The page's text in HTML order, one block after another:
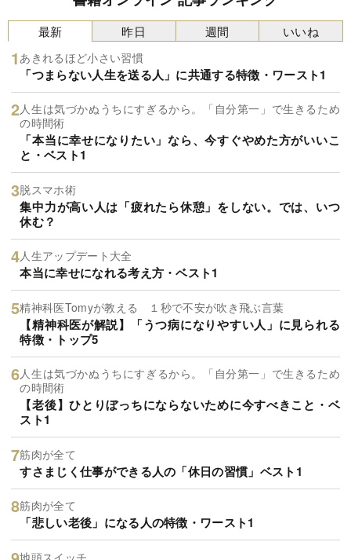
最新
あきれるほど小さい習慣
「つまらない人生を送る人」に共通する特徴・ワースト1
人生は気づかぬうちにすぎるから。「自分第一」で生きるため
の時間術
「本当に幸せになりたい」なら、今すぐやめた方がいいこ
と・ベスト1
脱スマホ術
集中力が高い人は「疲れたら休憩」をしない。では、いつ
休む？
人生アップデート大全
本当に幸せになれる考え方・ベスト1
精神科医Tomyが教える １秒で不安が吹き飛ぶ言葉
【精神科医が解説】「うつ病になりやすい人」に見られる
特徴・トップ5
人生は気づかぬうちにすぎるから。「自分第一」で生きるため
の時間術
【老後】ひとりぼっちにならないために今すべきこと・ベ
スト1
筋肉が全て
すさまじく仕事ができる人の「休日の習慣」ベスト1
筋肉が全て
「悲しい老後」になる人の特徴・ワースト1
地頭スイッチ
昨日 週間 いいね